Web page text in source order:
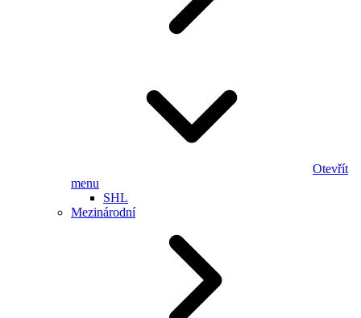
Otevřít
menu
SHL
Mezinárodní